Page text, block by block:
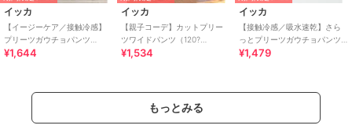
イッカ
【イージーケア／接触冷感】
プリーツガウチョパンツ
（120?160cm）【UVカット／
¥1,644
イッカ
【親子コーデ】カットプリー
ツワイドパンツ（120?
160cm）
¥1,534
イッカ
【接触冷感／吸水速乾】さら
っとプリーツガウチョパンツ
(100?160cm)【親子コーデ】
¥1,479
もっとみる